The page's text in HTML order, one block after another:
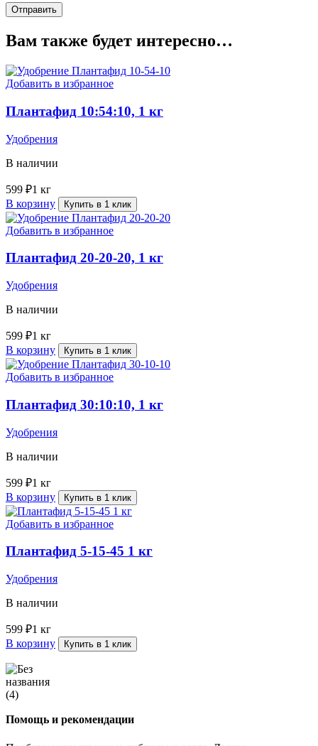
Вам также будет интересно…
Добавить в избранное
Плантафид 10:54:10, 1 кг
Удобрения
В наличии
599 ₽1 кг
В корзину
Купить в 1 клик
Добавить в избранное
Плантафид 20-20-20, 1 кг
Удобрения
В наличии
599 ₽1 кг
В корзину
Купить в 1 клик
Добавить в избранное
Плантафид 30:10:10, 1 кг
Удобрения
В наличии
599 ₽1 кг
В корзину
Купить в 1 клик
Добавить в избранное
Плантафид 5-15-45 1 кг
Удобрения
В наличии
599 ₽1 кг
В корзину
Купить в 1 клик
Помощь и рекомендации